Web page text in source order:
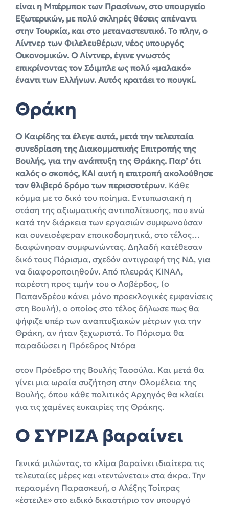
είναι η Μπέρμποκ των Πρασίνων, στο υπουργείο
Εξωτερικών, με πολύ σκληρές θέσεις απέναντι
στην Τουρκία, και στο μεταναστευτικό. Το πλην, ο
Λίντνερ των Φιλελευθέρων, νέος υπουργός
Οικονομικών. Ο Λίντνερ, έγινε γνωστός
επικρίνοντας τον Σόιμπλε ως πολύ «μαλακό»
έναντι των Ελλήνων. Αυτός κρατάει το πουγκί.
Θράκη
Ο Καιρίδης τα έλεγε αυτά, μετά την τελευταία
συνεδρίαση της Διακομματικής Επιτροπής της
Βουλής, για την ανάπτυξη της Θράκης. Παρ’ ότι
καλός ο σκοπός, ΚΑΙ αυτή η επιτροπή ακολούθησε
τον θλιβερό δρόμο των περισσοτέρων. Κάθε
κόμμα με το δικό του ποίημα. Εντυπωσιακή η
στάση της αξιωματικής αντιπολίτευσης, που ενώ
κατά την διάρκεια των εργασιών συμφωνούσαν
και συνεισέφεραν εποικοδομητικά, στο τέλος…
διαφώνησαν συμφωνώντας. Δηλαδή κατέθεσαν
δικό τους Πόρισμα, σχεδόν αντιγραφή της ΝΔ, για
να διαφοροποιηθούν. Από πλευράς ΚΙΝΑΛ,
παρέστη προς τιμήν του ο Λοβέρδος, (ο
Παπανδρέου κάνει μόνο προεκλογικές εμφανίσεις
στη Βουλή), ο οποίος στο τέλος δήλωσε πως θα
ψήφιζε υπέρ των αναπτυξιακών μέτρων για την
Θράκη, αν ήταν ξεχωριστά. Το Πόρισμα θα
παραδώσει η Πρόεδρος Ντόρα
στον Πρόεδρο της Βουλής Τασούλα. Και μετά θα
γίνει μια ωραία συζήτηση στην Ολομέλεια της
Βουλής, όπου κάθε πολιτικός Αρχηγός θα κλαίει
για τις χαμένες ευκαιρίες της Θράκης.
Ο ΣΥΡΙΖΑ βαραίνει
Γενικά μιλώντας, το κλίμα βαραίνει ιδιαίτερα τις
τελευταίες μέρες και «τεντώνεται» στα άκρα. Την
περασμένη Παρασκευή, ο Αλέξης Τσίπρας
«έστειλε» στο ειδικό δικαστήριο τον υπουργό